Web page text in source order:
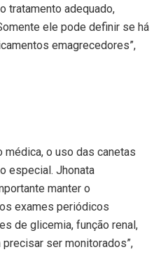
tratamento adequado,
ele pode definir se há
emagrecedores”,
médica, o uso das canetas
especial. Jhonata
manter o
exames periódicos
de glicemia, função renal,
ser monitorados”,